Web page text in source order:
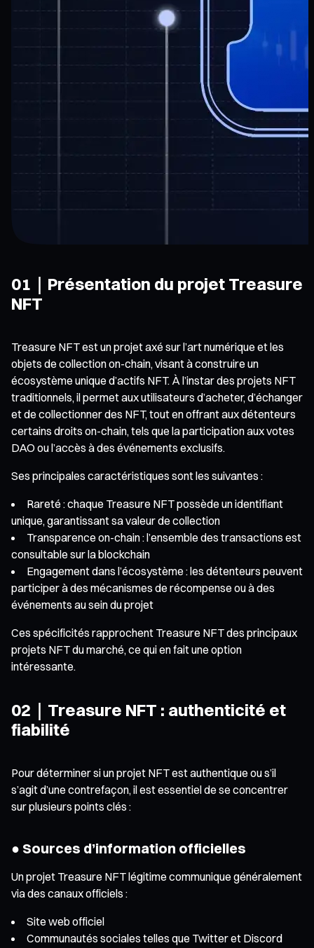
01｜Présentation du projet Treasure
NFT
Treasure NFT est un projet axé sur l’art numérique et les
objets de collection on-chain, visant à construire un
écosystème unique d’actifs NFT. À l’instar des projets NFT
traditionnels, il permet aux utilisateurs d’acheter, d’échanger
et de collectionner des NFT, tout en offrant aux détenteurs
certains droits on-chain, tels que la participation aux votes
DAO ou l’accès à des événements exclusifs.
Ses principales caractéristiques sont les suivantes :
Rareté : chaque Treasure NFT possède un identifiant
unique, garantissant sa valeur de collection
Transparence on-chain : l’ensemble des transactions est
consultable sur la blockchain
Engagement dans l’écosystème : les détenteurs peuvent
participer à des mécanismes de récompense ou à des
événements au sein du projet
Ces spécificités rapprochent Treasure NFT des principaux
projets NFT du marché, ce qui en fait une option
intéressante.
02｜Treasure NFT : authenticité et
fiabilité
Pour déterminer si un projet NFT est authentique ou s’il
s’agit d’une contrefaçon, il est essentiel de se concentrer
sur plusieurs points clés :
● Sources d’information officielles
Un projet Treasure NFT légitime communique généralement
via des canaux officiels :
Site web officiel
Communautés sociales telles que Twitter et Discord